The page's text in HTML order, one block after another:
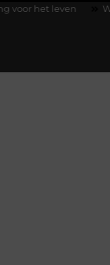
Waarom online